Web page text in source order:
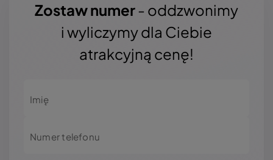
Zostaw numer- oddzwonimy
i wyliczymy dla Ciebie
atrakcyjną cenę!
Imię
Numer telefonu